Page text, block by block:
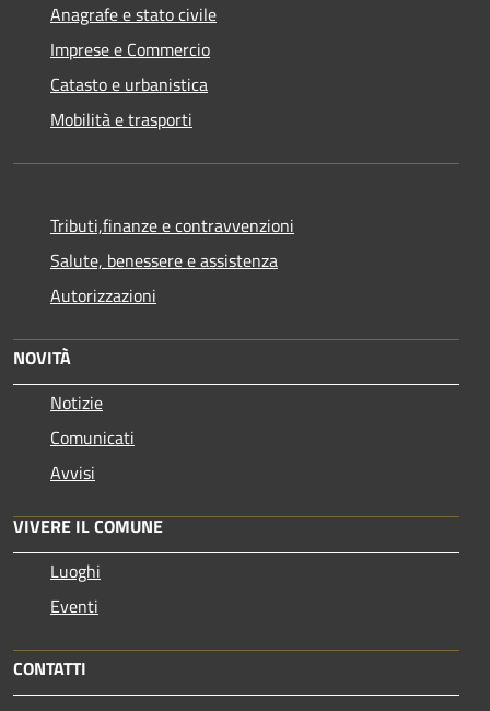
Anagrafe e stato civile
Imprese e Commercio
Catasto e urbanistica
Mobilità e trasporti
Tributi,finanze e contravvenzioni
Salute, benessere e assistenza
Autorizzazioni
NOVITÀ
Notizie
Comunicati
Avvisi
VIVERE IL COMUNE
Luoghi
Eventi
CONTATTI